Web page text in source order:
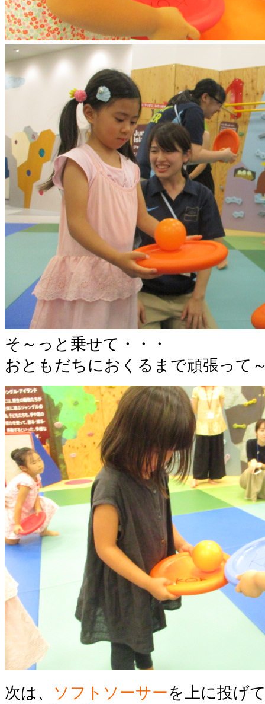
そ～っと乗せて・・・
おともだちにおくるまで頑張って
次は、 ソフトソーサーを上に投げ